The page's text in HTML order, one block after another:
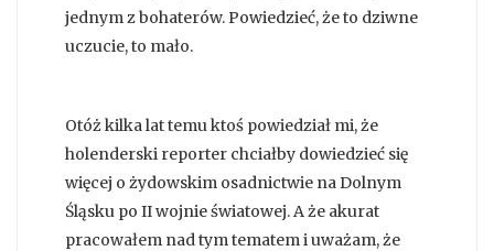
jednym z bohaterów. Powiedzieć, że to dziwne
uczucie, to mało.
Otóż kilka lat temu ktoś powiedział mi, że
holenderski reporter chciałby dowiedzieć się
więcej o żydowskim osadnictwie na Dolnym
Śląsku po II wojnie światowej. A że akurat
pracowałem nad tym tematem i uważam, że